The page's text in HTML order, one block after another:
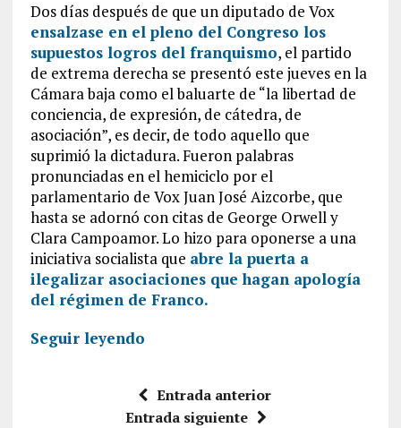
Dos días después de que un diputado de Vox
ensalzase en el pleno del Congreso los
supuestos logros del franquismo, el partido
de extrema derecha se presentó este jueves en la
Cámara baja como el baluarte de “la libertad de
conciencia, de expresión, de cátedra, de
asociación”, es decir, de todo aquello que
suprimió la dictadura. Fueron palabras
pronunciadas en el hemiciclo por el
parlamentario de Vox Juan José Aizcorbe, que
hasta se adornó con citas de George Orwell y
Clara Campoamor. Lo hizo para oponerse a una
iniciativa socialista que abre la puerta a
ilegalizar asociaciones que hagan apología
del régimen de Franco.
Seguir leyendo
Entrada anterior
Entrada siguiente